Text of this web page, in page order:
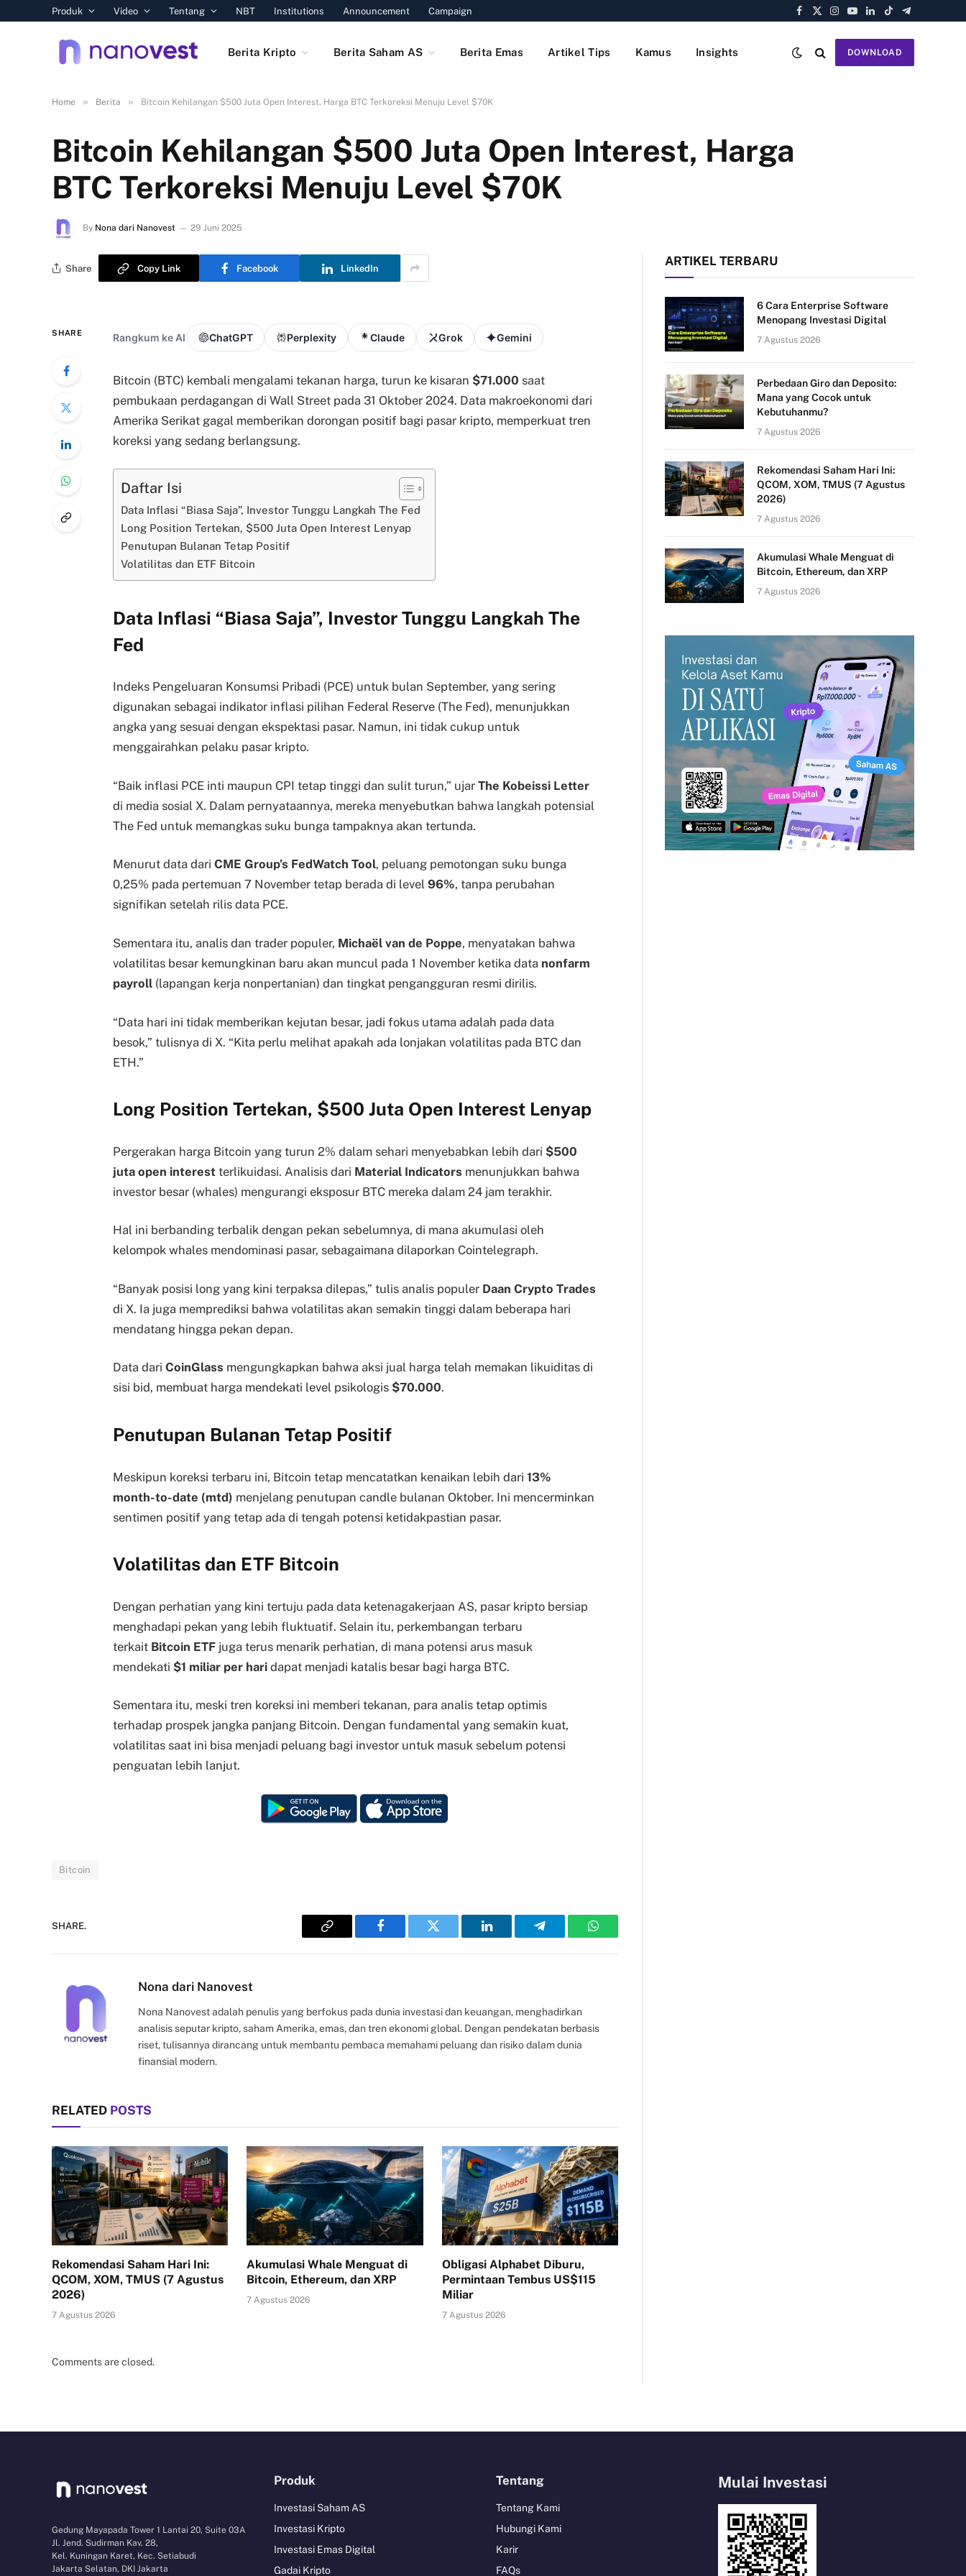
Produk Video Tentang NBT Institutions Announcement Campaign
Facebook
X
Instagram
YouTube
LinkedIn
TikTokTelegram
Berita Kripto Berita Saham AS Berita Emas Artikel Tips Kamus Insights DOWNLOAD
Home » Berita » Bitcoin Kehilangan $500 Juta Open Interest, Harga BTC Terkoreksi Menuju Level $70K
Bitcoin Kehilangan $500 Juta Open Interest, Harga
BTC Terkoreksi Menuju Level $70K
By Nona dari Nanovest 29 Juni 2025
Share Copy Link Facebook LinkedIn
SHARE Rangkum ke AI ChatGPT Perplexity Claude Grok Gemini
Bitcoin (BTC) kembali mengalami tekanan harga, turun ke kisaran $71.000 saat
pembukaan perdagangan di Wall Street pada 31 Oktober 2024. Data makroekonomi dari
Amerika Serikat gagal memberikan dorongan positif bagi pasar kripto, memperkuat tren
koreksi yang sedang berlangsung.
Daftar Isi
Data Inflasi “Biasa Saja”, Investor Tunggu Langkah The Fed
Long Position Tertekan, $500 Juta Open Interest Lenyap
Penutupan Bulanan Tetap Positif
Volatilitas dan ETF Bitcoin
Data Inflasi “Biasa Saja”, Investor Tunggu Langkah The
Fed
Indeks Pengeluaran Konsumsi Pribadi (PCE) untuk bulan September, yang sering
digunakan sebagai indikator inflasi pilihan Federal Reserve (The Fed), menunjukkan
angka yang sesuai dengan ekspektasi pasar. Namun, ini tidak cukup untuk
menggairahkan pelaku pasar kripto.
“Baik inflasi PCE inti maupun CPI tetap tinggi dan sulit turun,” ujar The Kobeissi Letter
di media sosial X. Dalam pernyataannya, mereka menyebutkan bahwa langkah potensial
The Fed untuk memangkas suku bunga tampaknya akan tertunda.
Menurut data dari CME Group’s FedWatch Tool, peluang pemotongan suku bunga
0,25% pada pertemuan 7 November tetap berada di level 96%, tanpa perubahan
signifikan setelah rilis data PCE.
Sementara itu, analis dan trader populer, Michaël van de Poppe, menyatakan bahwa
volatilitas besar kemungkinan baru akan muncul pada 1 November ketika data nonfarm
payroll (lapangan kerja nonpertanian) dan tingkat pengangguran resmi dirilis.
“Data hari ini tidak memberikan kejutan besar, jadi fokus utama adalah pada data
besok,” tulisnya di X. “Kita perlu melihat apakah ada lonjakan volatilitas pada BTC dan
ETH.”
Long Position Tertekan, $500 Juta Open Interest Lenyap
Pergerakan harga Bitcoin yang turun 2% dalam sehari menyebabkan lebih dari $500
juta open interest terlikuidasi. Analisis dari Material Indicators menunjukkan bahwa
investor besar (whales) mengurangi eksposur BTC mereka dalam 24 jam terakhir.
Hal ini berbanding terbalik dengan pekan sebelumnya, di mana akumulasi oleh
kelompok whales mendominasi pasar, sebagaimana dilaporkan Cointelegraph.
“Banyak posisi long yang kini terpaksa dilepas,” tulis analis populer Daan Crypto Trades
di X. Ia juga memprediksi bahwa volatilitas akan semakin tinggi dalam beberapa hari
mendatang hingga pekan depan.
Data dari CoinGlass mengungkapkan bahwa aksi jual harga telah memakan likuiditas di
sisi bid, membuat harga mendekati level psikologis $70.000.
Penutupan Bulanan Tetap Positif
Meskipun koreksi terbaru ini, Bitcoin tetap mencatatkan kenaikan lebih dari 13%
month-to-date (mtd) menjelang penutupan candle bulanan Oktober. Ini mencerminkan
sentimen positif yang tetap ada di tengah potensi ketidakpastian pasar.
Volatilitas dan ETF Bitcoin
Dengan perhatian yang kini tertuju pada data ketenagakerjaan AS, pasar kripto bersiap
menghadapi pekan yang lebih fluktuatif. Selain itu, perkembangan terbaru
terkait Bitcoin ETF juga terus menarik perhatian, di mana potensi arus masuk
mendekati $1 miliar per hari dapat menjadi katalis besar bagi harga BTC.
Sementara itu, meski tren koreksi ini memberi tekanan, para analis tetap optimis
terhadap prospek jangka panjang Bitcoin. Dengan fundamental yang semakin kuat,
volatilitas saat ini bisa menjadi peluang bagi investor untuk masuk sebelum potensi
penguatan lebih lanjut.
Bitcoin
SHARE.
Copy
Facebook Twitter LinkedIn Telegram WhatsApp
Nona dari Nanovest
Nona Nanovest adalah penulis yang berfokus pada dunia investasi dan keuangan, menghadirkan
analisis seputar kripto, saham Amerika, emas, dan tren ekonomi global. Dengan pendekatan berbasis
riset, tulisannya dirancang untuk membantu pembaca memahami peluang dan risiko dalam dunia
finansial modern.
RELATED POSTS
Rekomendasi Saham Hari Ini:
QCOM, XOM, TMUS (7 Agustus
2026)
7 Agustus 2026
Akumulasi Whale Menguat di
Bitcoin, Ethereum, dan XRP
7 Agustus 2026
Obligasi Alphabet Diburu,
Permintaan Tembus US$115
Miliar
7 Agustus 2026
Comments are closed.
ARTIKEL TERBARU
6 Cara Enterprise Software
Menopang Investasi Digital
7 Agustus 2026
Perbedaan Giro dan Deposito:
Mana yang Cocok untuk
Kebutuhanmu?
7 Agustus 2026
Rekomendasi Saham Hari Ini:
QCOM, XOM, TMUS (7 Agustus
2026)
7 Agustus 2026
Akumulasi Whale Menguat di
Bitcoin, Ethereum, dan XRP
7 Agustus 2026
Gedung Mayapada Tower 1 Lantai 20, Suite 03A
Jl. Jend. Sudirman Kav. 28,
Kel. Kuningan Karet, Kec. Setiabudi
Jakarta Selatan, DKI Jakarta
Produk
Investasi Saham AS
Investasi Kripto
Investasi Emas Digital
Gadai Kripto
Tentang
Tentang Kami
Hubungi Kami
Karir
FAQs
Mulai Investasi